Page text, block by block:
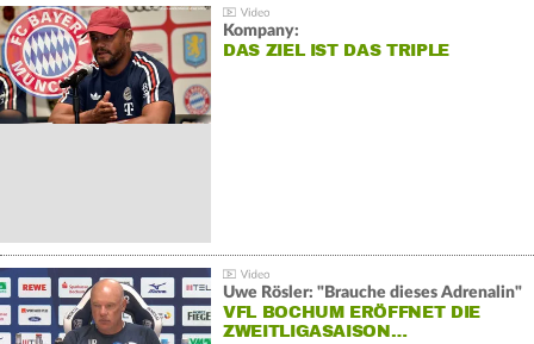
Kompany:
DAS ZIEL IST DAS TRIPLE
Uwe Rösler: "Brauche dieses Adrenalin"
VFL BOCHUM ERÖFFNET DIE
ZWEITLIGASAISON…